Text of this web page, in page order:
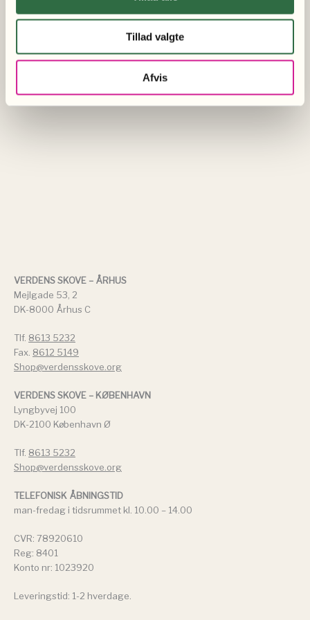
Tillad valgte
Afvis
VERDENS SKOVE – ÅRHUS
Mejlgade 53, 2
DK-8000 Århus C
Tlf. 8613 5232
Fax. 8612 5149
Shop@verdensskove.org
VERDENS SKOVE – KØBENHAVN
Lyngbyvej 100
DK-2100 København Ø
Tlf. 8613 5232
Shop@verdensskove.org
TELEFONISK ÅBNINGSTID
man-fredag i tidsrummet kl. 10.00 – 14.00
CVR: 78920610
Reg: 8401
Konto nr: 1023920
Leveringstid: 1-2 hverdage.